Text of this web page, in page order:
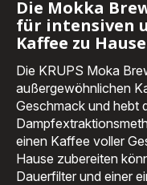
Die Mokka
für intensiven
Kaffee zu
Die KRUPS Moka
außergewöhnlichen
Geschmack und hebt
einen Kaffee voller
Hause zubereiten
Dauerfilter und einer